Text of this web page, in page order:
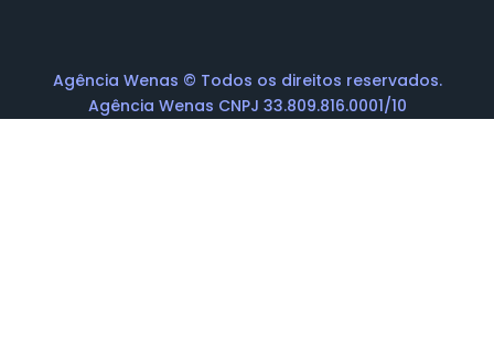
Agência Wenas © Todos os direitos reservados.
Agência Wenas CNPJ 33.809.816.0001/10